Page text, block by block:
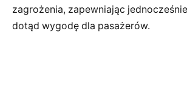
zagrożenia, zapewniając
dotąd wygodę dla pasażerów.